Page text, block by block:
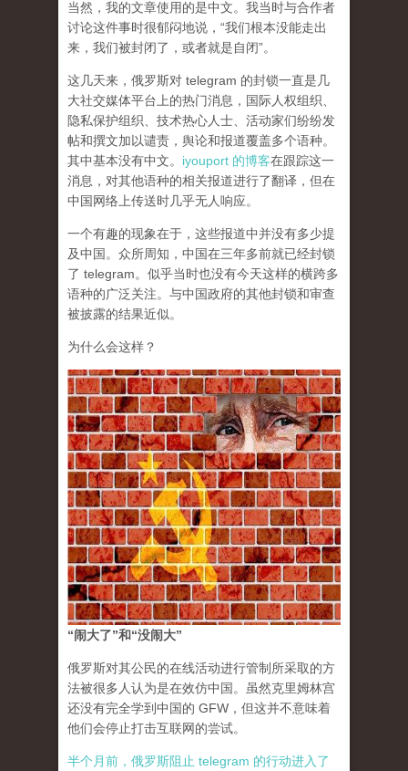
当然，我的文章使用的是中文。我当时与合作者
讨论这件事时很郁闷地说，“我们根本没能走出
来，我们被封闭了，或者就是自闭”。
这几天来，俄罗斯对 telegram 的封锁一直是几
大社交媒体平台上的热门消息，国际人权组织、
隐私保护组织、技术热心人士、活动家们纷纷发
帖和撰文加以谴责，舆论和报道覆盖多个语种。
其中基本没有中文。 iyouport 的博客在跟踪这一
消息，对其他语种的相关报道进行了翻译，但在
中国网络上传送时几乎无人响应。
一个有趣的现象在于，这些报道中并没有多少提
及中国。众所周知，中国在三年多前就已经封锁
了 telegram。似乎当时也没有今天这样的横跨多
语种的广泛关注。与中国政府的其他封锁和审查
被披露的结果近似。
为什么会这样？
“闹大了”和“没闹大”
俄罗斯对其公民的在线活动进行管制所采取的方
法被很多人认为是在效仿中国。虽然克里姆林宫
还没有完全学到中国的 GFW，但这并不意味着
他们会停止打击互联网的尝试。
半个月前，俄罗斯阻止 telegram 的行动进入了